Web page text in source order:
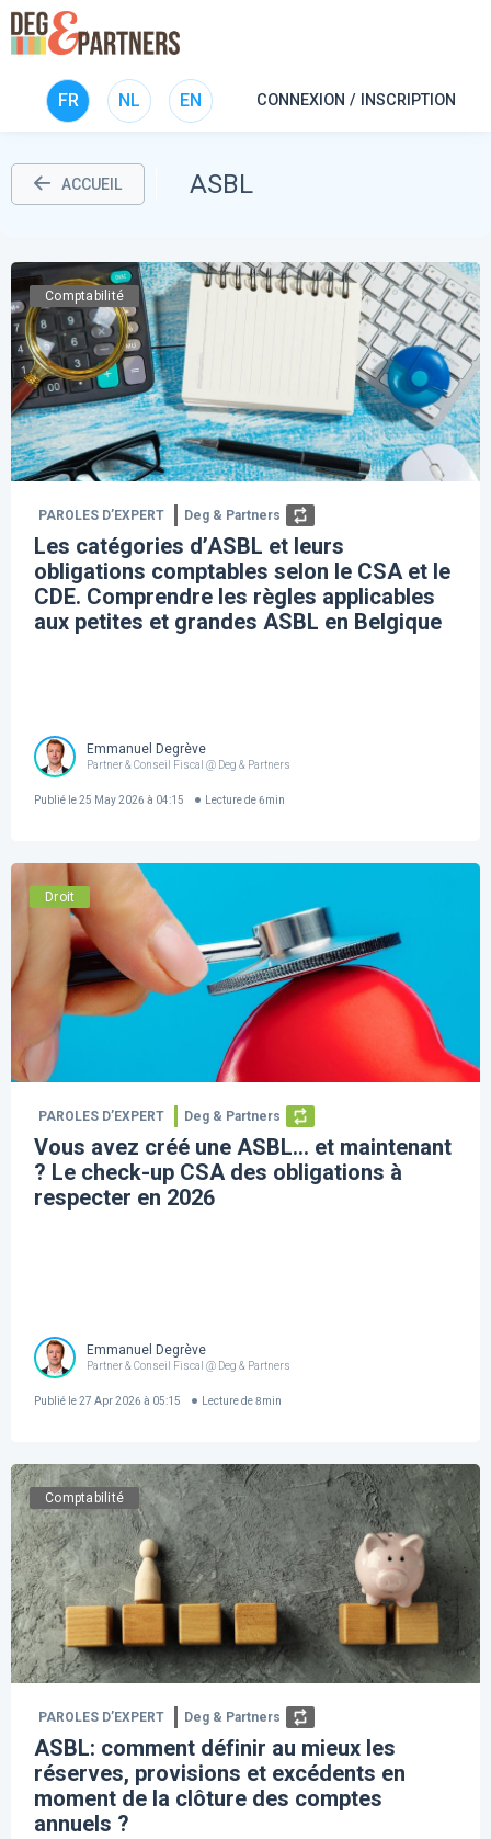
FR NL EN CONNEXION / INSCRIPTION
ACCUEIL ASBL
Comptabilité
PAROLES D’EXPERT Deg & Partners
Les catégories d’ASBL et leurs
obligations comptables selon le CSA et le
CDE. Comprendre les règles applicables
aux petites et grandes ASBL en Belgique
Emmanuel Degrève
Partner & Conseil Fiscal @ Deg & Partners
Publié le25 May 2026 à 04:15 Lecture de 6min
Droit
PAROLES D’EXPERT Deg & Partners
Vous avez créé une ASBL… et maintenant
? Le check-up CSA des obligations à
respecter en 2026
Emmanuel Degrève
Partner & Conseil Fiscal @ Deg & Partners
Publié le27 Apr 2026 à 05:15 Lecture de 8min
Comptabilité
PAROLES D’EXPERT Deg & Partners
ASBL: comment définir au mieux les
réserves, provisions et excédents en
moment de la clôture des comptes
annuels ?